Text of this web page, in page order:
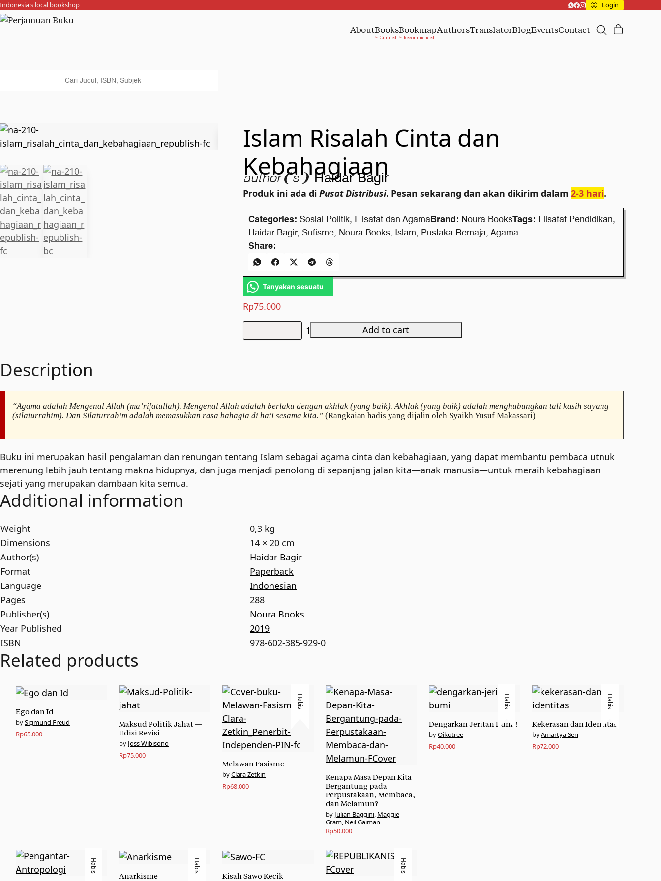
Indonesia's local bookshop Login
AboutBooksBookmapAuthorsTranslatorBlogEventsContact
Islam Risalah Cinta dan
Kebahagiaan
author❨s❩ Haidar Bagir
Rp75.000
Produk ini ada di Pusat Distribusi. Pesan sekarang dan akan dikirim dalam 2-3 hari.
Kebahagiaan
quantity
Add to cart
Categories: Sosial Politik, Filsafat dan AgamaBrand: Noura BooksTags: Filsafat Pendidikan,
Haidar Bagir, Sufisme, Noura Books, Islam, Pustaka Remaja, Agama
Share:
Tanyakan sesuatu
Description
“Agama adalah Mengenal Allah (ma’rifatullah). Mengenal Allah adalah berlaku dengan akhlak (yang baik). Akhlak (yang baik) adalah menghubungkan tali kasih sayang
(silaturrahim). Dan Silaturrahim adalah memasukkan rasa bahagia di hati sesama kita.” (Rangkaian hadis yang dijalin oleh Syaikh Yusuf Makassari)
Buku ini merupakan hasil pengalaman dan renungan tentang Islam sebagai agama cinta dan kebahagiaan, yang dapat membantu pembaca utnuk
merenung lebih jauh tentang makna hidupnya, dan juga menjadi penolong di sepanjang jalan kita—anak manusia—untuk meraih kebahagiaan
sejati yang merupakan dambaan kita semua.
Additional information
Weight
0,3 kg
Dimensions
14 × 20 cm
Author(s)
Haidar Bagir
Format
Paperback
Language
Indonesian
Pages
288
Publisher(s)
Noura Books
Year Published
2019
ISBN
978-602-385-929-0
Related products
Ego dan Id
Sigmund Freud
Rp65.000
Maksud Politik Jahat —
Edisi Revisi
Joss Wibisono
Rp75.000
Habis
Melawan Fasisme
Clara Zetkin
Rp68.000
Kenapa Masa Depan Kita
Bergantung pada
Perpustakaan, Membaca,
dan Melamun?
Julian Baggini, Maggie
Gram, Neil Gaiman
Rp50.000
Habis
Dengarkan Jeritan Bumi!
Oikotree
Rp40.000
Habis
Kekerasan dan Identitas
Amartya Sen
Rp72.000
Habis Habis
Anarkisme Kisah Sawo Kecik
Habis